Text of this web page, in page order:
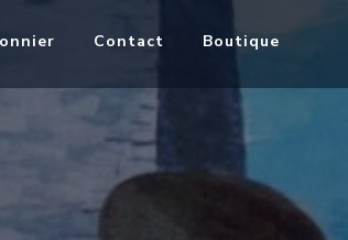
Contact Boutique